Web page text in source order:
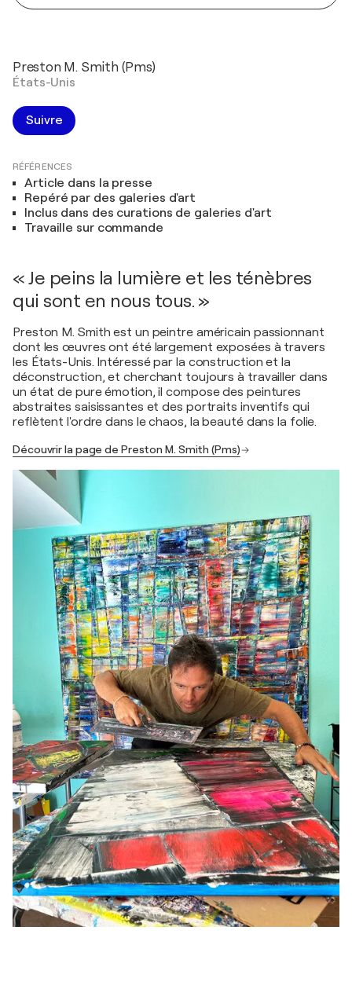
Preston M. Smith (Pms)
États-Unis
Suivre
RÉFÉRENCES
Article dans la presse
Repéré par des galeries d'art
Inclus dans des curations de galeries d'art
Travaille sur commande
« Je peins la lumière et les ténèbres
qui sont en nous tous. »
Preston M. Smith est un peintre américain passionnant
dont les œuvres ont été largement exposées à travers
les États-Unis. Intéressé par la construction et la
déconstruction, et cherchant toujours à travailler dans
un état de pure émotion, il compose des peintures
abstraites saisissantes et des portraits inventifs qui
reflètent l'ordre dans le chaos, la beauté dans la folie.
Découvrir la page de Preston M. Smith (Pms)